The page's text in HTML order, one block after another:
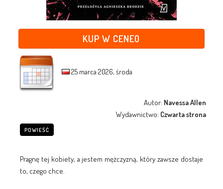
KUP W CENEO
25 marca 2026, środa
Autor: Navessa Allen
Wydawnictwo: Czwarta strona
POWIEŚĆ
Pragnę tej kobiety, a jestem mężczyzną, który zawsze dostaje
to, czego chce.